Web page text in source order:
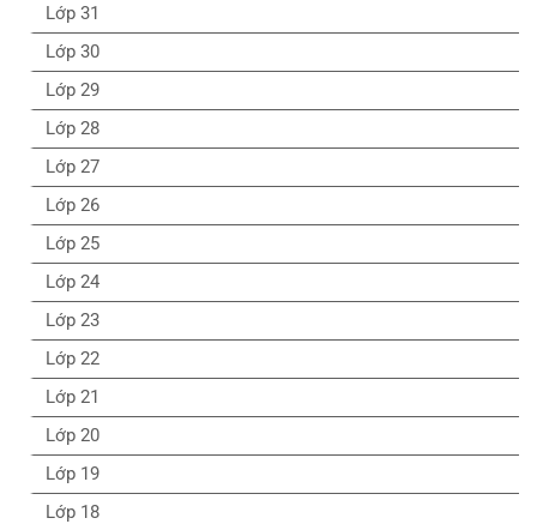
Lớp 31
Lớp 30
Lớp 29
Lớp 28
Lớp 27
Lớp 26
Lớp 25
Lớp 24
Lớp 23
Lớp 22
Lớp 21
Lớp 20
Lớp 19
Lớp 18